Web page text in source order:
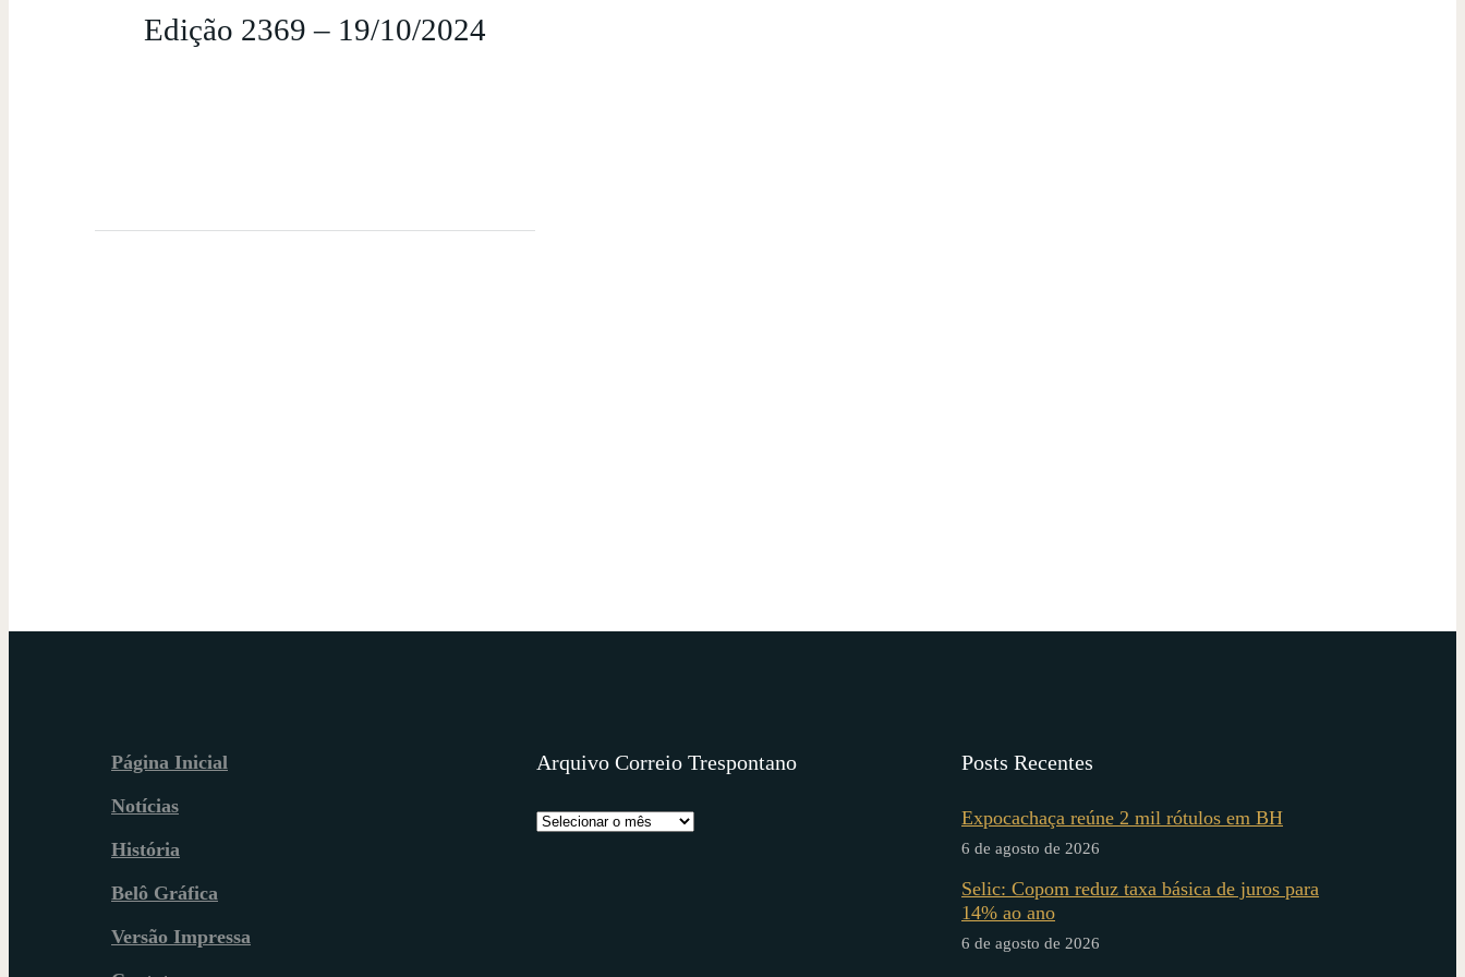
Edição 2369 – 19/10/2024
Página Inicial
Notícias
História
Belô Gráfica
Versão Impressa
Arquivo Correio Trespontano Posts Recentes
Expocachaça reúne 2 mil rótulos em BH
6 de agosto de 2026
Selic: Copom reduz taxa básica de juros para
14% ao ano
6 de agosto de 2026